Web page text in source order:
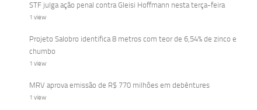
STF julga ação penal contra Gleisi Hoffmann nesta terça-feira
1 view
Projeto Salobro identifica 8 metros com teor de 6,54% de zinco e
chumbo
1 view
MRV aprova emissão de R$ 770 milhões em debêntures
1 view